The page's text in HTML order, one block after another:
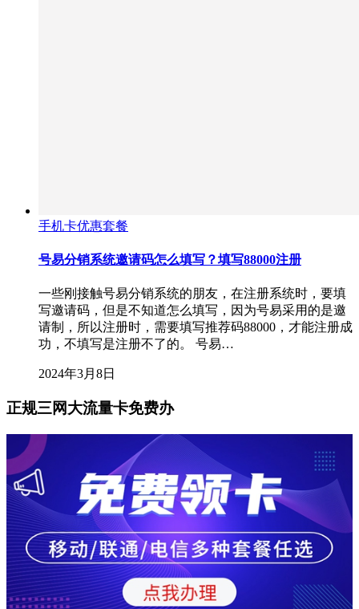
手机卡优惠套餐
号易分销系统邀请码怎么填写？填写88000注册
一些刚接触号易分销系统的朋友，在注册系统时，要填
写邀请码，但是不知道怎么填写，因为号易采用的是邀
请制，所以注册时，需要填写推荐码88000，才能注册成
功，不填写是注册不了的。 号易…
2024年3月8日
正规三网大流量卡免费办